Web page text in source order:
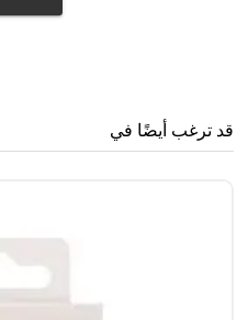
قد ترغب أيضًا في